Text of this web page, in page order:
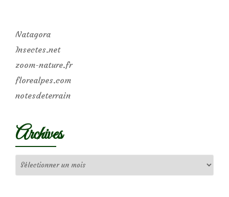
Natagora
Insectes.net
zoom-nature.fr
florealpes.com
notesdeterrain
Archives